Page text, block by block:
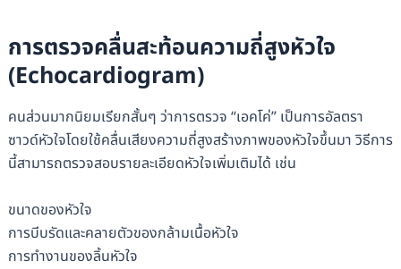
การตรวจคลื่นสะท้อนความถี่สูงหัวใจ
(Echocardiogram)
คนส่วนมากนิยมเรียกสั้นๆ ว่าการตรวจ “เอคโค่” เป็นการอัลตรา
ซาวด์หัวใจโดยใช้คลื่นเสียงความถี่สูงสร้างภาพของหัวใจขึ้นมา วิธีการ
นี้สามารถตรวจสอบรายละเอียดหัวใจเพิ่มเติมได้ เช่น
ขนาดของหัวใจ
การบีบรัดและคลายตัวของกล้ามเนื้อหัวใจ
การทำงานของลิ้นหัวใจ